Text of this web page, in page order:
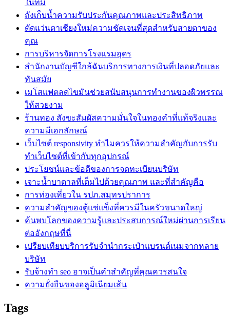
ในทีม
ถังเก็บน้ำความรับประกันคุณภาพและประสิทธิภาพ
ตัดแว่นตาเชียงใหม่ความชัดเจนที่สุดสำหรับสายตาของ
คุณ
การบริหารจัดการโรงแรมอุดร
สำนักงานบัญชีใกล้ฉันบริการทางการเงินที่ปลอดภัยและ
ทันสมัย
เมโสแฟตลดไขมันช่วยสนับสนุนการทำงานของผิวพรรณ
ให้สวยงาม
ร้านทอง สังขะสัมผัสความมั่นใจในทองคำที่แท้จริงและ
ความมีเอกลักษณ์
เว็บไซต์ responsivity ทำไมควรให้ความสำคัญกับการรับ
ทำเว็บไซต์ที่เข้ากับทุกอุปกรณ์
ประโยชน์และข้อดีของการจดทะเบียนบริษัท
เจาะน้ำบาดาลที่เต็มไปด้วยคุณภาพ และที่สำคัญคือ
การท่องเที่ยวใน รปภ.สมุทรปราการ
ความสำคัญของตู้แช่แข็งที่ควรมีในครัวขนาดใหญ่
ค้นพบโลกของความรู้และประสบการณ์ใหม่ผ่านการเรียน
ต่ออังกฤษที่นี่
เปรียบเทียบบริการรับจำนำกระเป๋าแบรนด์เนมจากหลาย
บริษัท
รับจ้างทำ seo อาจเป็นคำสำคัญที่คุณควรสนใจ
ความยั่งยืนของอลูมิเนียมเส้น
Tags